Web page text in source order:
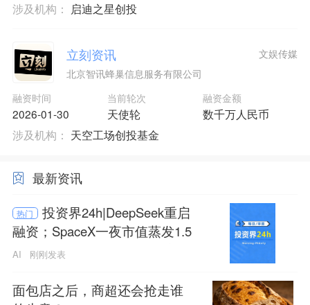
涉及机构： 启迪之星创投
立刻资讯
北京智讯蜂巢信息服务有限公司
融资时间
2026-01-30
当前轮次
天使轮
融资金额
数千万人民币
文娱传媒
涉及机构： 天空工场创投基金
最新资讯
热门
投资界24h|DeepSeek重启
融资；SpaceX一夜市值蒸发1.5
万亿；上海国投，一举投7家GP
AI 刚刚发表
面包店之后，商超还会抢走谁